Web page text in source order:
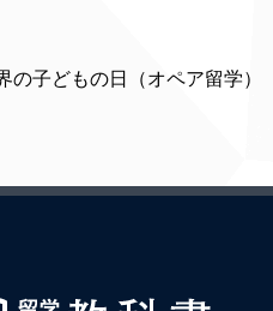
の子どもの日（オペア留学）